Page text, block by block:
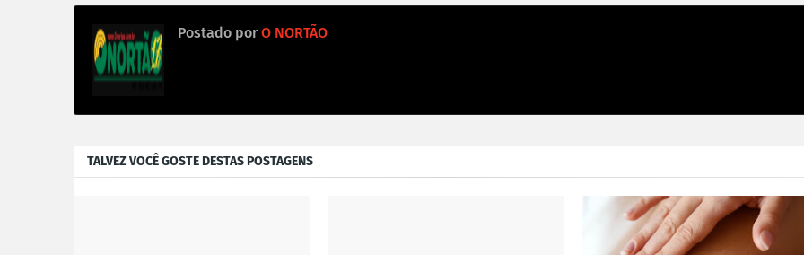
Postado por O NORTÃO
TALVEZ VOCÊ GOSTE DESTAS POSTAGENS